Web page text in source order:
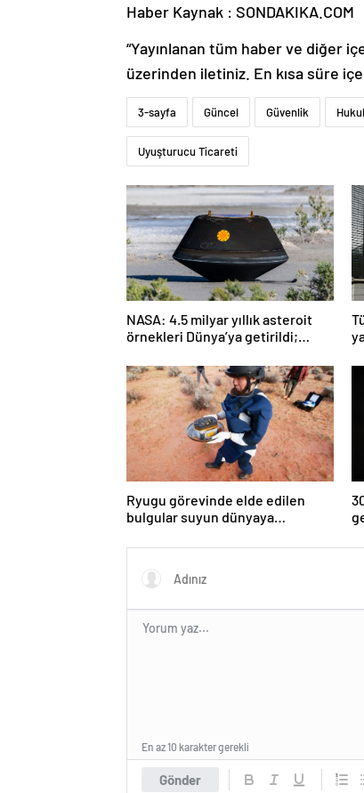
Haber Kaynak : SONDAKIKA.COM
“Yayınlanan tüm haber ve diğer
üzerinden iletiniz. En kısa süre
3-sayfa Güncel Güvenlik
Uyuşturucu Ticareti
NASA: 4.5 milyar yıllık asteroit
örnekleri Dünya’ya getirildi;
tutabilir
Ryugu görevinde elde edilen
bulgular suyun dünyaya
olabileceğini gösteriyor
Gönder
En az 10 karakter gerekli